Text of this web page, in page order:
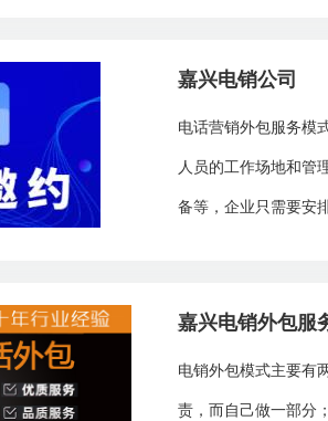
嘉兴电销公司
电话营销外包服务模
人员的工作场地和管
备等，企业只需要安
嘉兴电销外包服
电销外包模式主要有
责，而自己做一部分